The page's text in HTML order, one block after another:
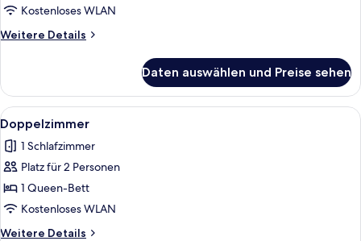
Kostenloses WLAN
Weitere Details
Weitere
Daten auswählen und Preise sehen
Alle
Fotos
für
Doppelzimmer
anzeigen
Ein Schlafzimmer mit Holzwänden,
6
Doppelzimmer
1 Schlafzimmer
Platz für 2 Personen
1 Queen-Bett
Kostenloses WLAN
Weitere Details
Weitere